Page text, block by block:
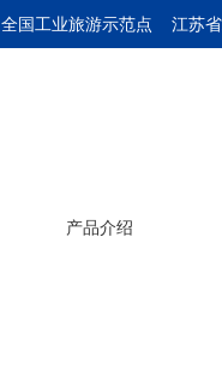
全国工业旅游示范点 江苏省
产品介绍